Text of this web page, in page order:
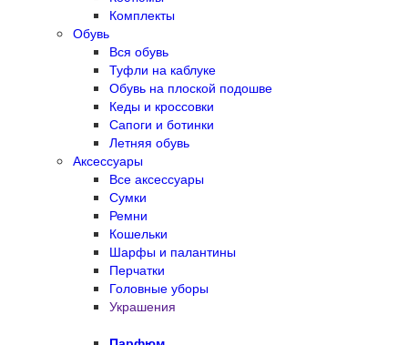
Комплекты
Обувь
Вся обувь
Туфли на каблуке
Обувь на плоской подошве
Кеды и кроссовки
Сапоги и ботинки
Летняя обувь
Аксессуары
Все аксессуары
Сумки
Ремни
Кошельки
Шарфы и палантины
Перчатки
Головные уборы
Украшения